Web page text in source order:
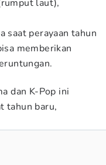
laut),
saat perayaan tahun
memberikan
dan K-Pop ini
tahun baru,